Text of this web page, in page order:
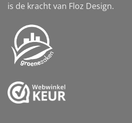
is de kracht van Floz Design.